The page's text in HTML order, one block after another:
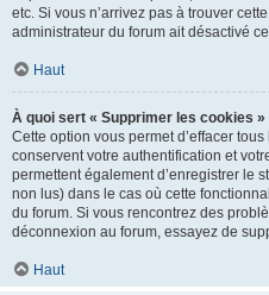
etc. Si vous n’arrivez pas à trouver
administrateur du forum ait désactivé
Haut
À quoi sert « Supprimer les cookies »
Cette option vous permet d’effacer
conservent votre authentification et
permettent également d’enregistrer le
non lus) dans le cas où cette
du forum. Si vous rencontrez des
déconnexion au forum, essayez de
Haut